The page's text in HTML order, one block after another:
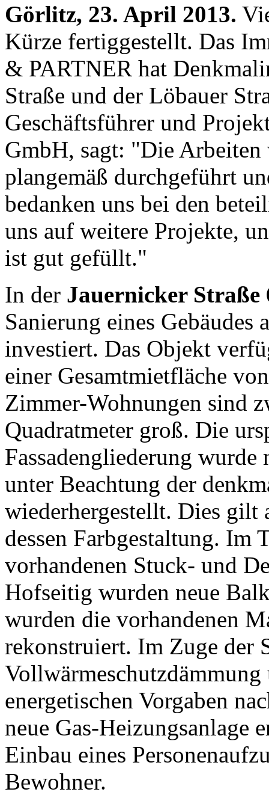
Görlitz, 23. April 2013.
Kürze fertiggestellt. Das
& PARTNER hat
Straße und der Löbauer
Geschäftsführer und
GmbH, sagt: "Die Arbeiten
plangemäß durchgeführt
bedanken uns bei den
uns auf weitere Projekte,
ist gut gefüllt."
In der Jauernicker Straße
Sanierung eines Gebäudes
investiert. Das Objekt
einer Gesamtmietfläche
Zimmer-Wohnungen sind
Quadratmeter groß. Die
Fassadengliederung
unter Beachtung der
wiederhergestellt. Dies gilt
dessen Farbgestaltung. Im
vorhandenen Stuck- und
Hofseitig wurden neue
wurden die vorhandenen
rekonstruiert. Im Zuge der
energetischen Vorgaben
neue Gas-Heizungsanlage
Einbau eines
Bewohner.